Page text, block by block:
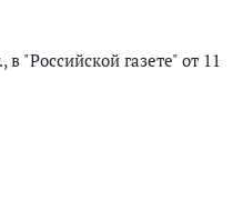
в "Российской газете" от 11